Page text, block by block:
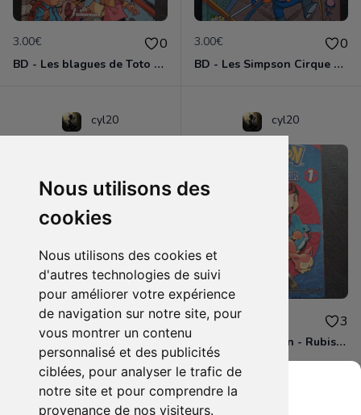
Nous utilisons des
cookies
Nous utilisons des cookies et
d'autres technologies de suivi
pour améliorer votre expérience
de navigation sur notre site, pour
vous montrer un contenu
personnalisé et des publicités
ciblées, pour analyser le trafic de
notre site et pour comprendre la
provenance de nos visiteurs.
3.00€ 0
BD - Les blagues de Toto - L'école des vannes - Tome 1
3.00€ 0
BD - Les Simpson Cirque en folie ! - Tome 11
cyl20
3.00€ 0
BD - Les Simpson - Sous les projecteurs - Tome 13
cyl20
4.00€ 3
Manga - Pokémon - Rubis et Saphir - Tome 1